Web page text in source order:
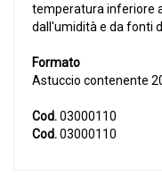
temperatura inferiore
dall'umidità e da fonti
Formato
Astuccio contenente
Cod.03000110
Cod.03000110